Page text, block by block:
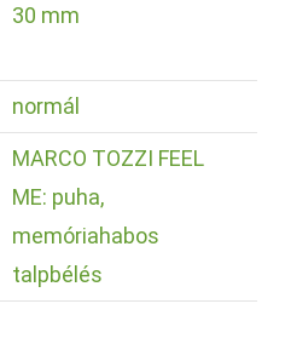
30 mm
normál
MARCO TOZZI FEEL
ME: puha,
memóriahabos
talpbélés